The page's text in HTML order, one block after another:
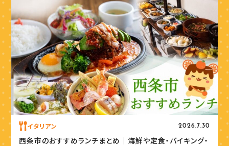
イタリアン 2026.7.30
西条市のおすすめランチまとめ｜海鮮や定食・バイキング・